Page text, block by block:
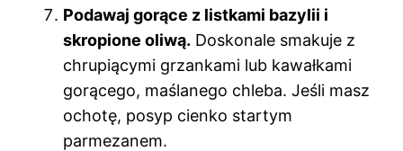
Podawaj gorące z listkami bazylii i
skropione oliwą. Doskonale smakuje z
chrupiącymi grzankami lub kawałkami
gorącego, maślanego chleba. Jeśli masz
ochotę, posyp cienko startym
parmezanem.